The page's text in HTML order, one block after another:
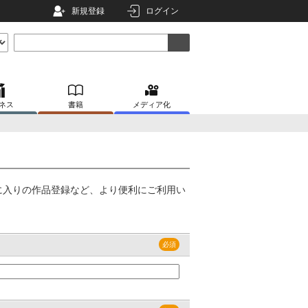
新規登録 ログイン
ス 書籍 メディア化
りの作品登録など、より便利にご利用い